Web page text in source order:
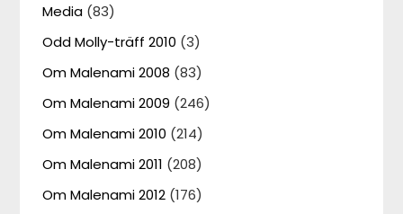
Media (83)
Odd Molly-träff 2010 (3)
Om Malenami 2008 (83)
Om Malenami 2009 (246)
Om Malenami 2010 (214)
Om Malenami 2011 (208)
Om Malenami 2012 (176)